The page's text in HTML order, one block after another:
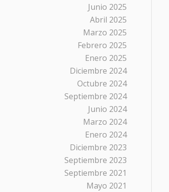
Junio 2025
Abril 2025
Marzo 2025
Febrero 2025
Enero 2025
Diciembre 2024
Octubre 2024
Septiembre 2024
Junio 2024
Marzo 2024
Enero 2024
Diciembre 2023
Septiembre 2023
Septiembre 2021
Mayo 2021